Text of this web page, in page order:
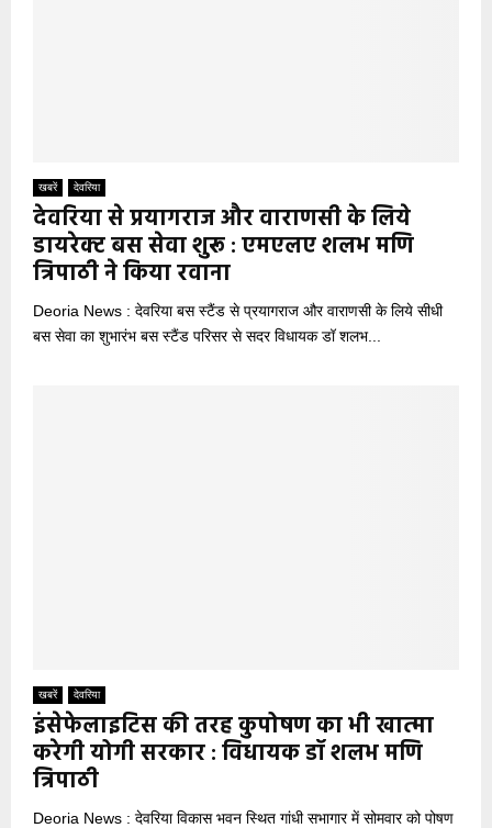
खबरें देवरिया
देवरिया से प्रयागराज और वाराणसी के लिये
डायरेक्ट बस सेवा शुरू : एमएलए शलभ मणि
त्रिपाठी ने किया रवाना
Deoria News : देवरिया बस स्टैंड से प्रयागराज और वाराणसी के लिये सीधी
बस सेवा का शुभारंभ बस स्टैंड परिसर से सदर विधायक डॉ शलभ...
खबरें देवरिया
इंसेफेलाइटिस की तरह कुपोषण का भी खात्मा
करेगी योगी सरकार : विधायक डॉ शलभ मणि
त्रिपाठी
Deoria News : देवरिया विकास भवन स्थित गांधी सभागार में सोमवार को पोषण